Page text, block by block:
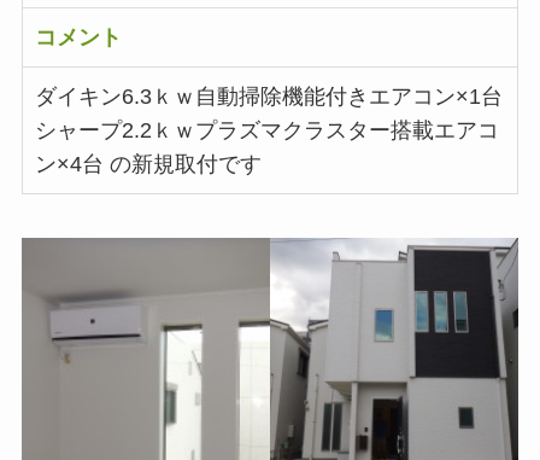
コメント
ダイキン6.3ｋｗ自動掃除機能付きエアコン×1台
シャープ2.2ｋｗプラズマクラスター搭載エアコ
ン×4台 の新規取付です